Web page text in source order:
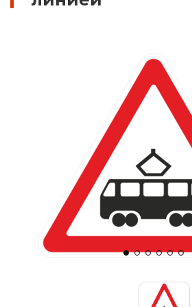
Дорожные знаки с
Заградительные
Передвижные
Опоры дорожных знаков
Крепления для дорожных
Переносные опоры
Светодиодные знаки на